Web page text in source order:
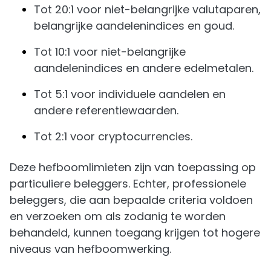
Tot 20:1 voor niet-belangrijke valutaparen,
belangrijke aandelenindices en goud.
Tot 10:1 voor niet-belangrijke
aandelenindices en andere edelmetalen.
Tot 5:1 voor individuele aandelen en
andere referentiewaarden.
Tot 2:1 voor cryptocurrencies.
Deze hefboomlimieten zijn van toepassing op
particuliere beleggers. Echter, professionele
beleggers, die aan bepaalde criteria voldoen
en verzoeken om als zodanig te worden
behandeld, kunnen toegang krijgen tot hogere
niveaus van hefboomwerking.